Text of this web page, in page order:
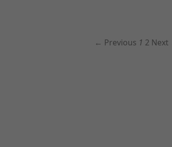
← Previous 1 2 Next